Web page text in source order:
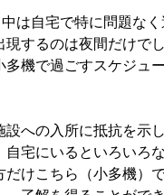
は自宅で特に問題な
現するのは夜間だけで
多機で過ごすスケジュ
設への入所に抵抗を示
自宅にいるといろいろ
だけこちら（小多機）